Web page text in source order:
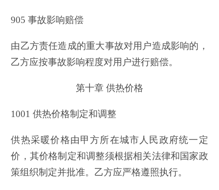
905 事故影响赔偿
由乙方责任造成的重大事故对用户造成影响的，
乙方应按事故影响程度对用户进行赔偿。
第十章 供热价格
1001 供热价格制定和调整
供热采暖价格由甲方所在城市人民政府统一定
价，其价格制定和调整须根据相关法律和国家政
策组织制定并批准。乙方应严格遵照执行。